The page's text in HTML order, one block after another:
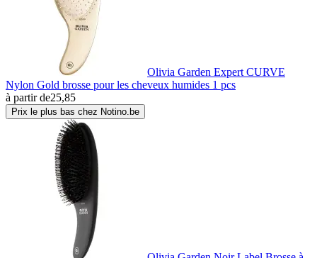
Olivia Garden Expert CURVE
Nylon Gold brosse pour les cheveux humides 1 pcs
à partir de25,85
Prix le plus bas chez Notino.be